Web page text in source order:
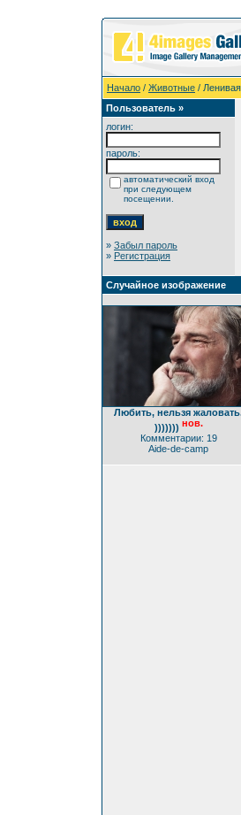
Начало / Животные /
Пользователь »
логин:
пароль:
автоматический вход
при следующем
посещении.
» Забыл пароль
» Регистрация
Случайное изображение
Любить, нельзя
))))))) нов.
Комментарии: 19
Aide-de-camp